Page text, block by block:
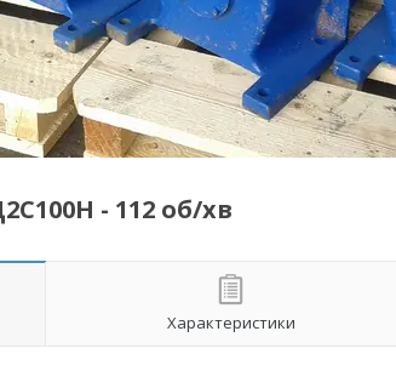
- 112 об/хв
Характеристики